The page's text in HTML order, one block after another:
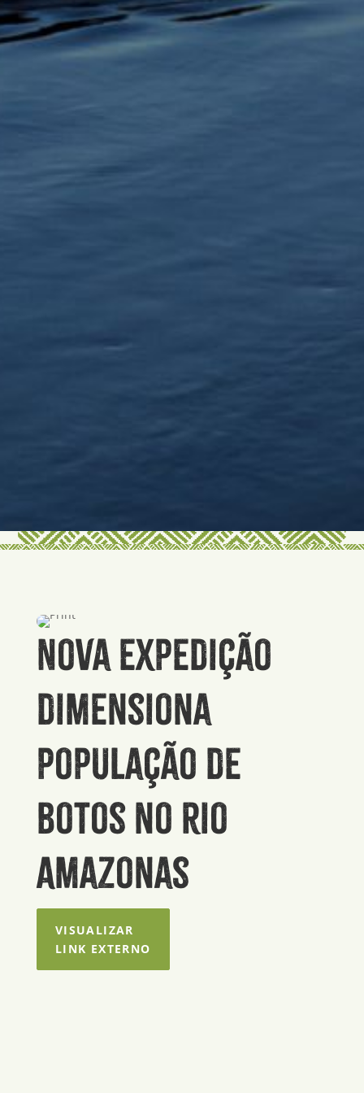
Nova expedição
dimensiona
população de
botos no rio
Amazonas
VISUALIZAR
LINK EXTERNO